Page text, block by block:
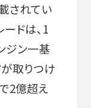
されてい
ドは、1
ジン一基
取りつけ
2億超え